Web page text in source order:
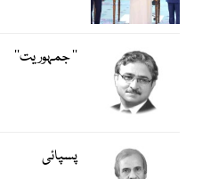
’’ جمہوریت‘‘
پسپائی